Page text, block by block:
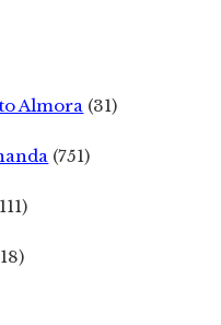
Almora (31)
(751)